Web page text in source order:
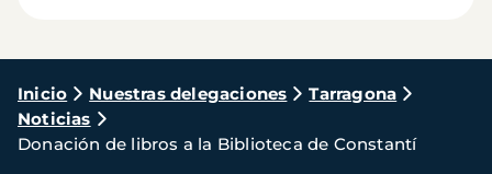
Ruta
de
navegación
Inicio Nuestras delegaciones
Tarragona
Noticias
Donación de libros a la Biblioteca de Constantí